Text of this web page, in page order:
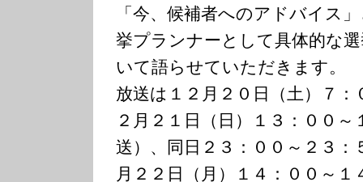
「今、候補者へのアドバイス
挙プランナーとして具体的な
いて語らせていただきます。
放送は１２月２０日（土）７
２月２１日（日）１３：００～
送）、同日２３：００～２３
月２２日（月）１４：００～